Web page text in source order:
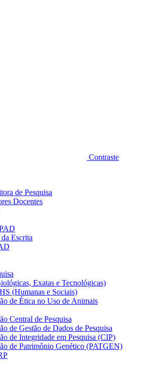
Contraste
de Pesquisa
Docentes
Escrita
Exatas e Tecnológicas)
(Humanas e Sociais)
de Ética no Uso de Animais
Central de Pesquisa
de Gestão de Dados de Pesquisa
de Integridade em Pesquisa (CIP)
de Patrimônio Genético (PATGEN)